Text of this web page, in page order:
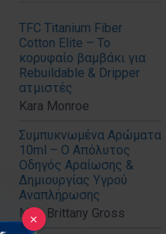
TFC Titanium Fiber
Cotton Elite – Το
κορυφαίο βαμβάκι για
Rebuildable & Dripper
ατμιστές
Kara Monroe
Συμπυκνωμένα Αρώματα
10ml – Ο Απόλυτος
Οδηγός Αραίωσης &
Δημιουργίας Υγρού
Αναπλήρωσης
Mrs. Brittany Gross